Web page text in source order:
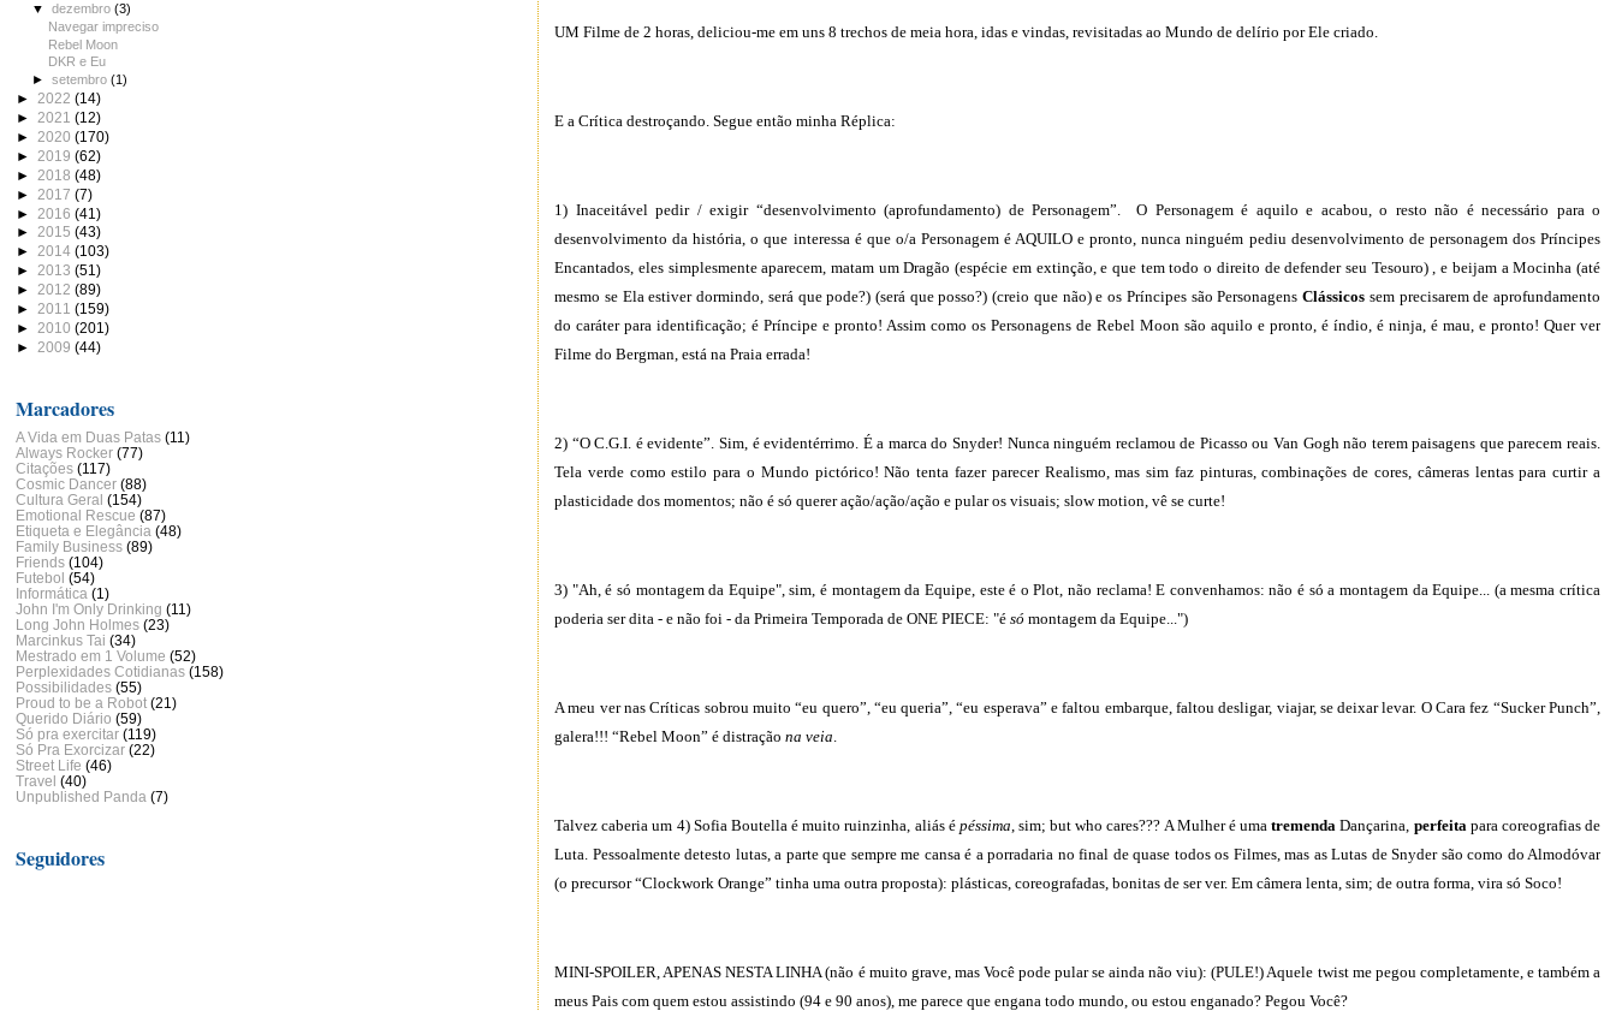
UM Filme de 2 horas, deliciou-me em uns 8 trechos de meia hora, idas e vindas, revisitadas ao Mundo de delírio por Ele criado.
E a Crítica destroçando. Segue então minha Réplica:
1) Inaceitável pedir / exigir “desenvolvimento (aprofundamento) de Personagem”. O Personagem é aquilo e acabou, o resto não é necessário para o
desenvolvimento da história, o que interessa é que o/a Personagem é AQUILO e pronto, nunca ninguém pediu desenvolvimento de personagem dos Príncipes
Encantados, eles simplesmente aparecem, matam um Dragão (espécie em extinção, e que tem todo o direito de defender seu Tesouro) , e beijam a Mocinha (até
mesmo se Ela estiver dormindo, será que pode?) (será que posso?) (creio que não) e os Príncipes são PersonagensClássicos sem precisarem de aprofundamento
do caráter para identificação; é Príncipe e pronto! Assim como os Personagens de Rebel Moon são aquilo e pronto, é índio, é ninja, é mau, e pronto! Quer ver
Filme do Bergman, está na Praia errada!
2) “O C.G.I. é evidente”. Sim, é evidentérrimo. É a marca do Snyder! Nunca ninguém reclamou de Picasso ou Van Gogh não terem paisagens que parecem reais.
Tela verde como estilo para o Mundo pictórico! Não tenta fazer parecer Realismo, mas sim faz pinturas, combinações de cores, câmeras lentas para curtir a
plasticidade dos momentos; não é só querer ação/ação/ação e pular os visuais; slow motion, vê se curte!
3) "Ah, é só montagem da Equipe", sim, é montagem da Equipe, este é o Plot, não reclama! E convenhamos: não é só a montagem da Equipe... (a mesma crítica
poderia ser dita - e não foi - da Primeira Temporada de ONE PIECE: "ésó montagem da Equipe...")
A meu ver nas Críticas sobrou muito “eu quero”, “eu queria”, “eu esperava” e faltou embarque, faltou desligar, viajar, se deixar levar. O Cara fez “Sucker Punch”,
galera!!! “Rebel Moon” é distraçãona veia.
Talvez caberia um 4) Sofia Boutella é muito ruinzinha, aliás é péssima, sim; but who cares??? A Mulher é umatremenda Dançarina, perfeitapara coreografias de
Luta. Pessoalmente detesto lutas, a parte que sempre me cansa é a porradaria no final de quase todos os Filmes, mas as Lutas de Snyder são como do Almodóvar
(o precursor “Clockwork Orange” tinha uma outra proposta): plásticas, coreografadas, bonitas de ser ver. Em câmera lenta, sim; de outra forma, vira só Soco!
MINI-SPOILER, APENAS NESTA LINHA (não é muito grave, mas Você pode pular se ainda não viu): (PULE!) Aquele twist me pegou completamente, e também a
meus Pais com quem estou assistindo (94 e 90 anos), me parece que engana todo mundo, ou estou enganado? Pegou Você?
▼dezembro(3)
Navegar impreciso
Rebel Moon
DKR e Eu
►setembro(1)
► 2022 (14)
► 2021 (12)
► 2020 (170)
► 2019 (62)
► 2018 (48)
► 2017 (7)
► 2016 (41)
► 2015 (43)
► 2014 (103)
► 2013 (51)
► 2012 (89)
► 2011 (159)
► 2010 (201)
► 2009 (44)
Marcadores
A Vida em Duas Patas (11)
Always Rocker (77)
Citações (117)
Cosmic Dancer (88)
Cultura Geral (154)
Emotional Rescue (87)
Etiqueta e Elegância (48)
Family Business (89)
Friends (104)
Futebol (54)
Informática (1)
John I'm Only Drinking (11)
Long John Holmes (23)
Marcinkus Tai (34)
Mestrado em 1 Volume (52)
Perplexidades Cotidianas (158)
Possibilidades (55)
Proud to be a Robot (21)
Querido Diário (59)
Só pra exercitar (119)
Só Pra Exorcizar (22)
Street Life (46)
Travel (40)
Unpublished Panda (7)
Seguidores